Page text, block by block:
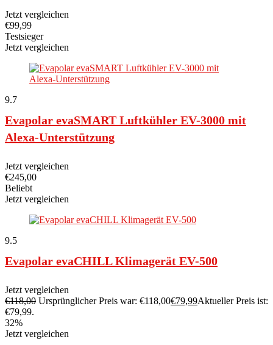
Jetzt vergleichen
€99,99
Testsieger
Jetzt vergleichen
9.7
Evapolar evaSMART Luftkühler EV-3000 mit
Alexa-Unterstützung
Jetzt vergleichen
€245,00
Beliebt
Jetzt vergleichen
9.5
Evapolar evaCHILL Klimagerät EV-500
Jetzt vergleichen
€118,00 Ursprünglicher Preis war: €118,00€79,99Aktueller Preis ist:
€79,99.
32%
Jetzt vergleichen